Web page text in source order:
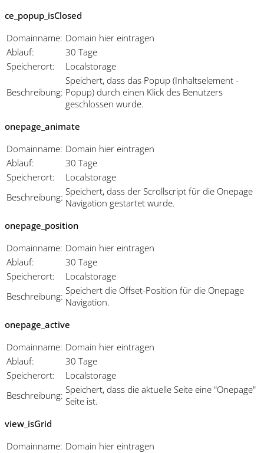
ce_popup_isClosed
Domainname: Domain hier eintragen
Ablauf:
30 Tage
Speicherort:
Localstorage
Beschreibung:
Speichert, dass das Popup (Inhaltselement -
Popup) durch einen Klick des Benutzers
geschlossen wurde.
onepage_animate
Domainname: Domain hier eintragen
Ablauf:
30 Tage
Speicherort:
Localstorage
Beschreibung: Speichert, dass der Scrollscript für die Onepage
Navigation gestartet wurde.
onepage_position
Domainname: Domain hier eintragen
Ablauf:
30 Tage
Speicherort:
Localstorage
Beschreibung: Speichert die Offset-Position für die Onepage
Navigation.
onepage_active
Domainname: Domain hier eintragen
Ablauf:
30 Tage
Speicherort:
Localstorage
Beschreibung: Speichert, dass die aktuelle Seite eine "Onepage"
Seite ist.
view_isGrid
Domainname: Domain hier eintragen